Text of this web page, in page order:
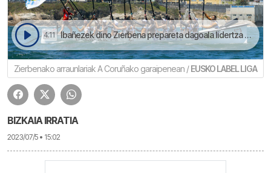
4:11 Ibañezek dino Zierbena prepareta dagoala lidertza mantentzeko | Jokoan
Zierbenako arraunlariak A Coruñako garaipenean /EUSKO LABEL LIGA
BIZKAIA IRRATIA
2023/07/5 • 15:02